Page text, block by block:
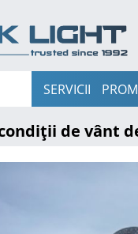
SERVICII
de vânt